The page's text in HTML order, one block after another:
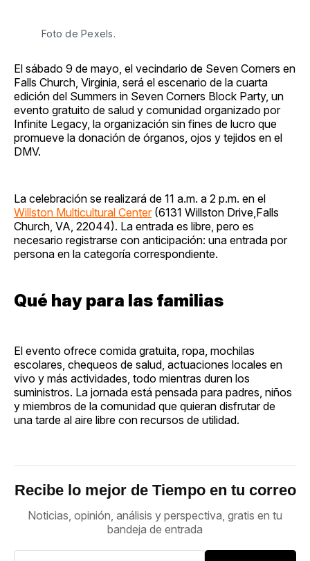
Foto de Pexels.
El sábado 9 de mayo, el vecindario de Seven Corners en
Falls Church, Virginia, será el escenario de la cuarta
edición del Summers in Seven Corners Block Party, un
evento gratuito de salud y comunidad organizado por
Infinite Legacy, la organización sin fines de lucro que
promueve la donación de órganos, ojos y tejidos en el
DMV.
La celebración se realizará de 11 a.m. a 2 p.m. en el
Willston Multicultural Center(6131 Willston Drive,Falls
Church, VA, 22044). La entrada es libre, pero es
necesario registrarse con anticipación: una entrada por
persona en la categoría correspondiente.
Qué hay para las familias
El evento ofrece comida gratuita, ropa, mochilas
escolares, chequeos de salud, actuaciones locales en
vivo y más actividades, todo mientras duren los
suministros. La jornada está pensada para padres, niños
y miembros de la comunidad que quieran disfrutar de
una tarde al aire libre con recursos de utilidad.
Recibe lo mejor de Tiempo en tu correo
Noticias, opinión, análisis y perspectiva, gratis en tu
bandeja de entrada